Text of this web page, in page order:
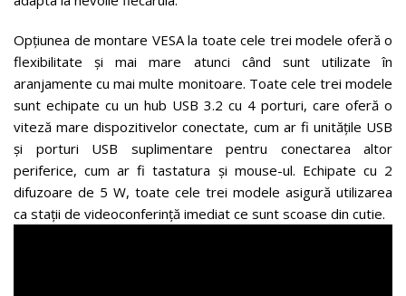
Opțiunea de montare VESA la toate cele trei modele oferă o
flexibilitate și mai mare atunci când sunt utilizate în
aranjamente cu mai multe monitoare. Toate cele trei modele
sunt echipate cu un hub USB 3.2 cu 4 porturi, care oferă o
viteză mare dispozitivelor conectate, cum ar fi unitățile USB
și porturi USB suplimentare pentru conectarea altor
periferice, cum ar fi tastatura și mouse-ul. Echipate cu 2
difuzoare de 5 W, toate cele trei modele asigură utilizarea
ca stații de videoconferință imediat ce sunt scoase din cutie.